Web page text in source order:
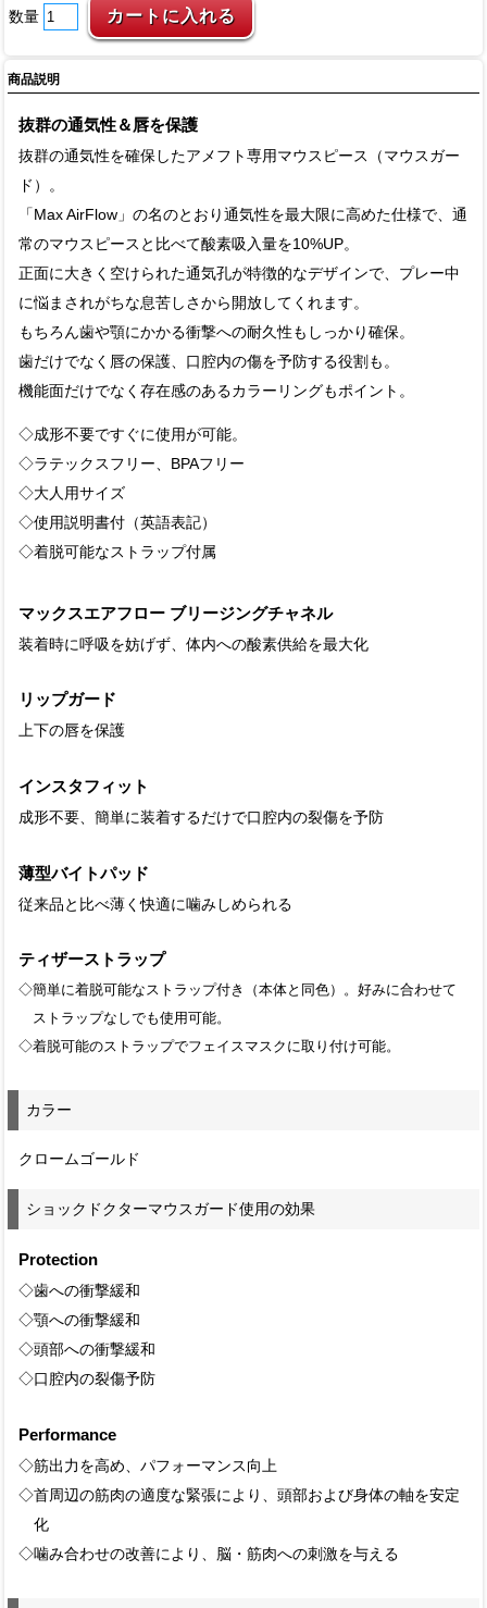
数量
商品説明
抜群の通気性＆唇を保護
抜群の通気性を確保したアメフト専用マウスピース（マウスガー
ド）。
「Max AirFlow」の名のとおり通気性を最大限に高めた仕様で、通
常のマウスピースと比べて酸素吸入量を10%UP。
正面に大きく空けられた通気孔が特徴的なデザインで、プレー中
に悩まされがちな息苦しさから開放してくれます。
もちろん歯や顎にかかる衝撃への耐久性もしっかり確保。
歯だけでなく唇の保護、口腔内の傷を予防する役割も。
機能面だけでなく存在感のあるカラーリングもポイント。
◇成形不要ですぐに使用が可能。
◇ラテックスフリー、BPAフリー
◇大人用サイズ
◇使用説明書付（英語表記）
◇着脱可能なストラップ付属
マックスエアフロー ブリージングチャネル
装着時に呼吸を妨げず、体内への酸素供給を最大化
リップガード
上下の唇を保護
インスタフィット
成形不要、簡単に装着するだけで口腔内の裂傷を予防
薄型バイトパッド
従来品と比べ薄く快適に噛みしめられる
ティザーストラップ
◇簡単に着脱可能なストラップ付き（本体と同色）。好みに合わせて
ストラップなしでも使用可能。
◇着脱可能のストラップでフェイスマスクに取り付け可能。
カラー
クロームゴールド
ショックドクターマウスガード使用の効果
Protection
◇歯への衝撃緩和
◇顎への衝撃緩和
◇頭部への衝撃緩和
◇口腔内の裂傷予防
Performance
◇筋出力を高め、パフォーマンス向上
◇首周辺の筋肉の適度な緊張により、頭部および身体の軸を安定
化
◇噛み合わせの改善により、脳・筋肉への刺激を与える